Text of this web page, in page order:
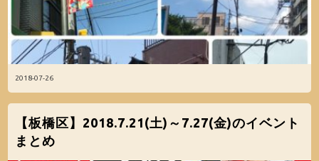
2018-07-26
【板橋区】2018.7.21(土)～7.27(金)のイベント
まとめ